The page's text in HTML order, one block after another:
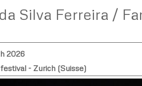
Silva Ferreira /
2026
- Zurich (Suisse)